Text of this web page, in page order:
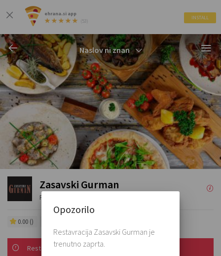
ehrana.si app
(53)
INSTALL
Naslov ni znan
Zasavski Gurman
Restavracija in picerija
0.00 ()
Restavracija Zasavski Gurman je trenutno zaprta.
Opozorilo
Restavracija Zasavski Gurman je
trenutno zaprta.